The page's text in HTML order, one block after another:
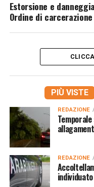
Estorsione e
Ordine di
PIÙ VISTE
REDAZIONE
REDAZIONE